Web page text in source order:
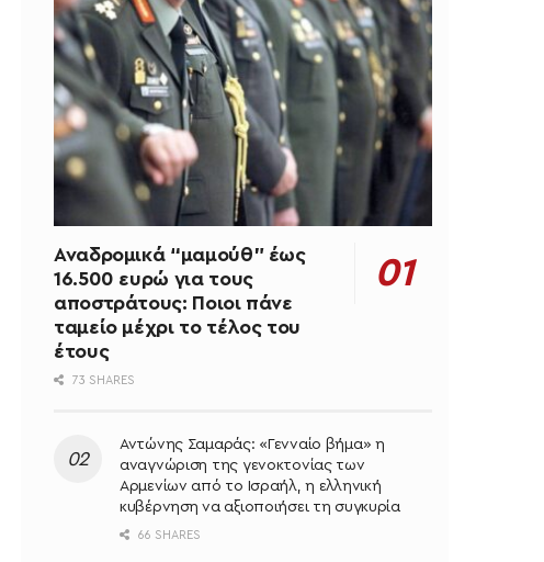
Αναδρομικά “μαμούθ” έως
16.500 ευρώ για τους
αποστράτους: Ποιοι πάνε
ταμείο μέχρι το τέλος του
έτους
73 SHARES
Αντώνης Σαμαράς: «Γενναίο βήμα» η
αναγνώριση της γενοκτονίας των
Αρμενίων από το Ισραήλ, η ελληνική
κυβέρνηση να αξιοποιήσει τη συγκυρία
66 SHARES